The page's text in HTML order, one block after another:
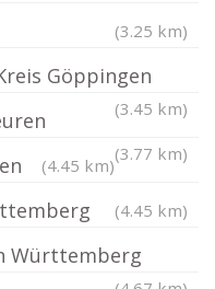
(3.25 km)
Göppingen
(3.45 km)
(3.77 km)
(4.45 km)
(4.45 km)
Württemberg